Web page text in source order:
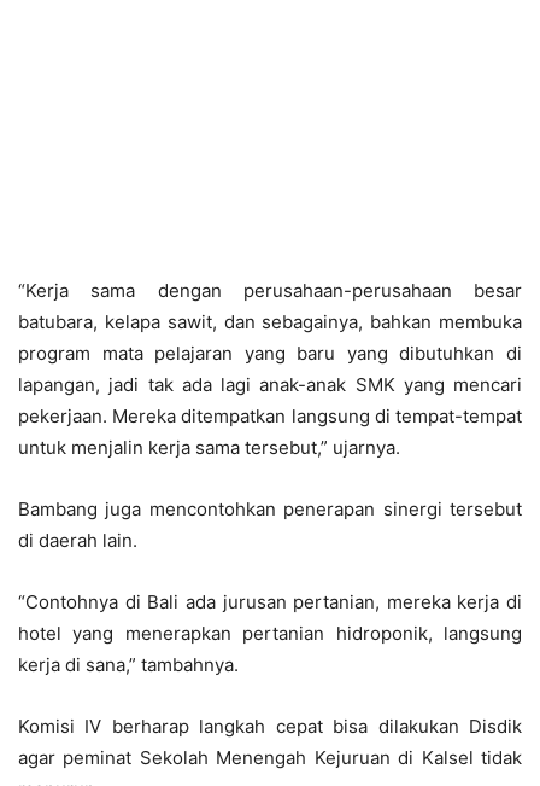
“Kerja sama dengan perusahaan-perusahaan besar
batubara, kelapa sawit, dan sebagainya, bahkan membuka
program mata pelajaran yang baru yang dibutuhkan di
lapangan, jadi tak ada lagi anak-anak SMK yang mencari
pekerjaan. Mereka ditempatkan langsung di tempat-tempat
untuk menjalin kerja sama tersebut,” ujarnya.
Bambang juga mencontohkan penerapan sinergi tersebut
di daerah lain.
“Contohnya di Bali ada jurusan pertanian, mereka kerja di
hotel yang menerapkan pertanian hidroponik, langsung
kerja di sana,” tambahnya.
Komisi IV berharap langkah cepat bisa dilakukan Disdik
agar peminat Sekolah Menengah Kejuruan di Kalsel tidak